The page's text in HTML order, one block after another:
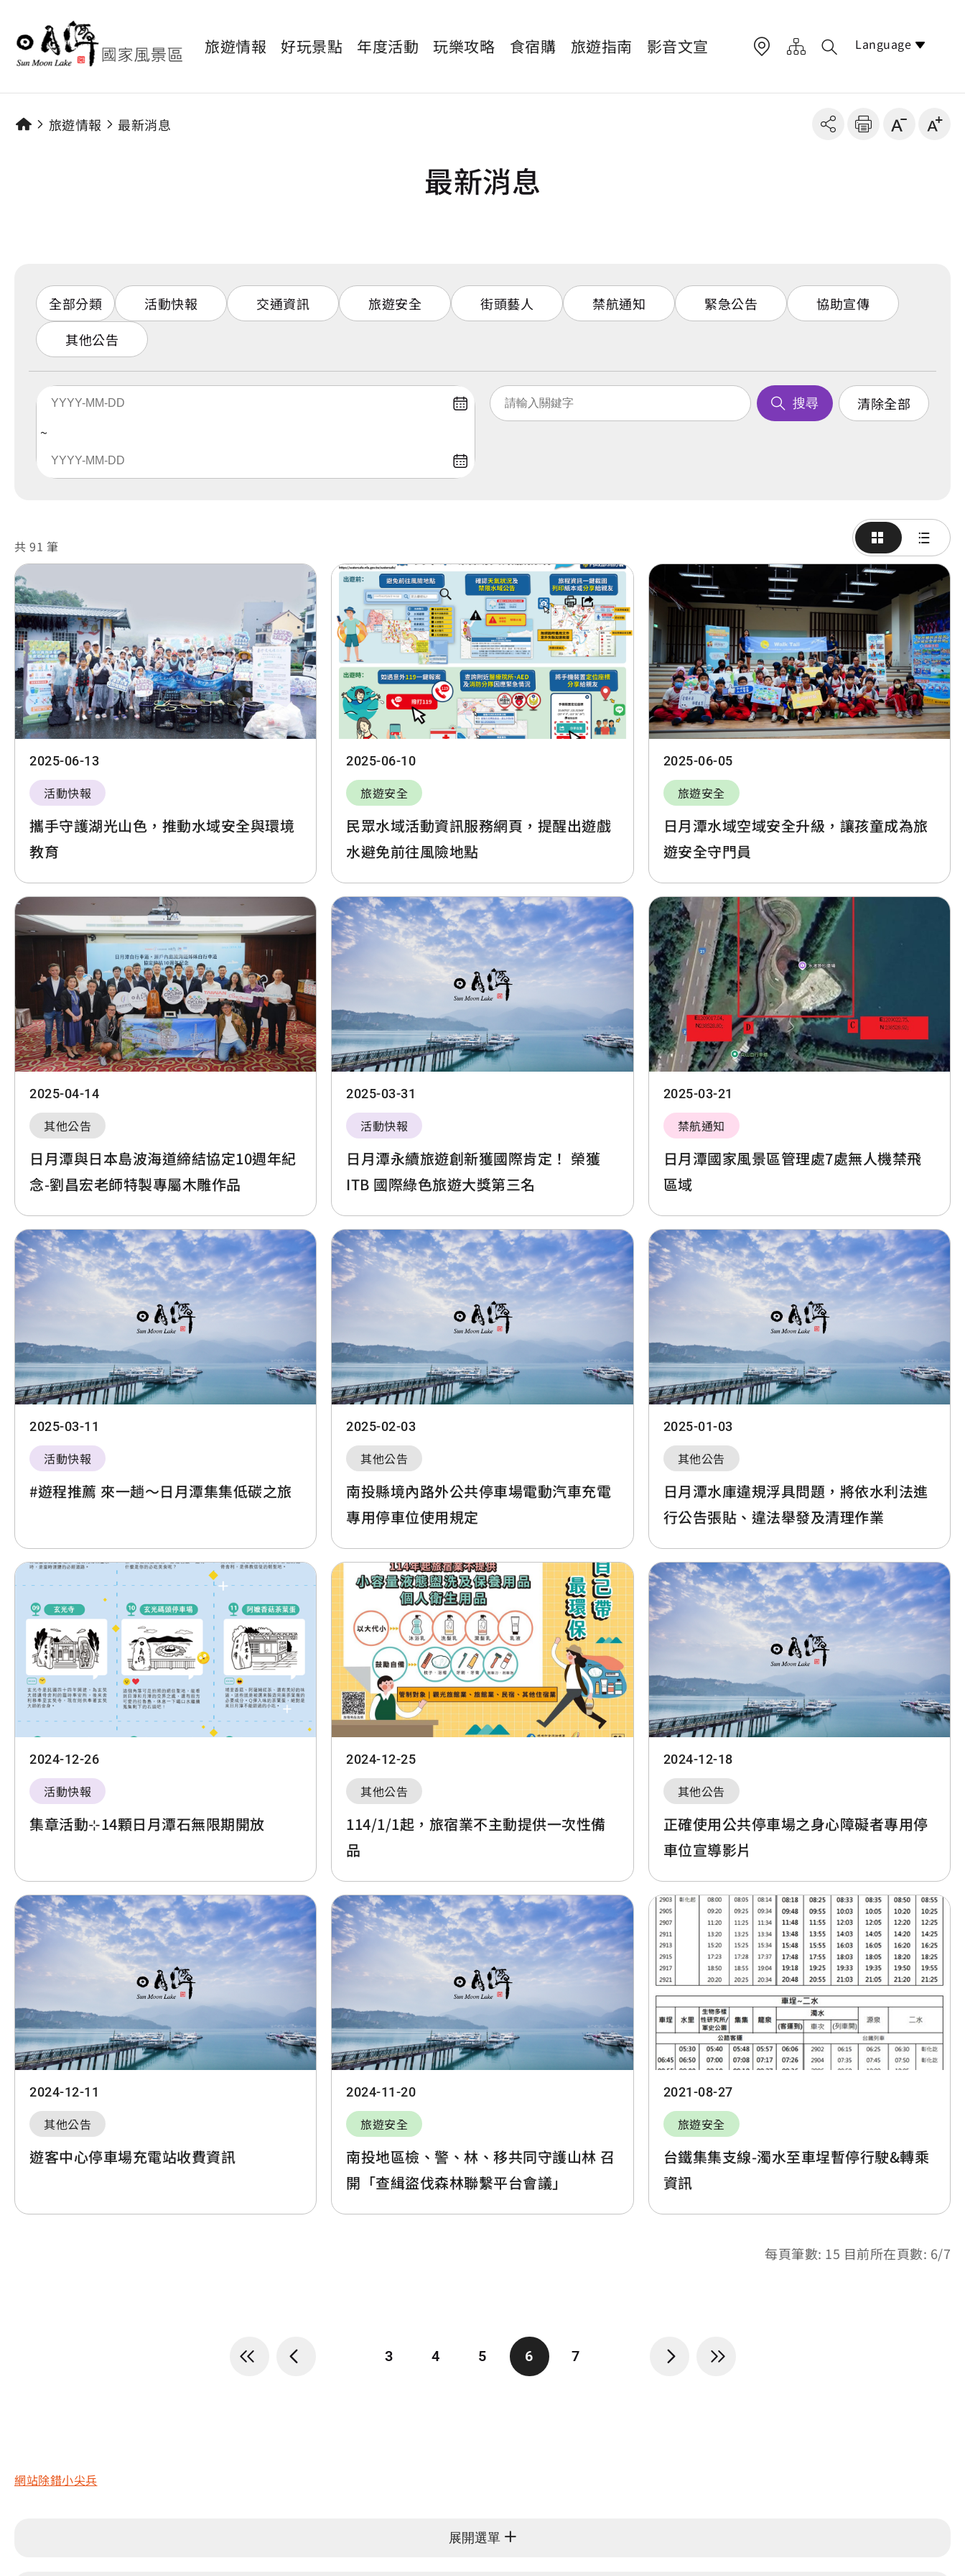
旅遊情報 好玩景點 年度活動 玩樂攻略 食宿購 旅遊指南 影音文宣 Language
旅遊情報 最新消息
最新消息
全部分類 活動快報 交通資訊 旅遊安全 街頭藝人 禁航通知 緊急公告
協助宣傳
其他公告
搜尋 清除全部
共 91 筆
2025-06-13
活動快報
攜手守護湖光山色，推動水域安全與環境
教育
2025-06-10
旅遊安全
民眾水域活動資訊服務網頁，提醒出遊戲
水避免前往風險地點
2025-06-05
旅遊安全
日月潭水域空域安全升級，讓孩童成為旅
遊安全守門員
2025-04-14
其他公告
日月潭與日本島波海道締結協定10週年紀
念-劉昌宏老師特製專屬木雕作品
2025-03-31
活動快報
日月潭永續旅遊創新獲國際肯定！ 榮獲
ITB 國際綠色旅遊大獎第三名
2025-03-21
禁航通知
日月潭國家風景區管理處7處無人機禁飛
區域
2025-03-11
活動快報
#遊程推薦 來一趟～日月潭集集低碳之旅
2025-02-03
其他公告
南投縣境內路外公共停車場電動汽車充電
專用停車位使用規定
2025-01-03
其他公告
日月潭水庫違規浮具問題，將依水利法進
行公告張貼、違法舉發及清理作業
2024-12-26
活動快報
集章活動⊹14顆日月潭石無限期開放
2024-12-25
其他公告
114/1/1起，旅宿業不主動提供一次性備
品
2024-12-18
其他公告
正確使用公共停車場之身心障礙者專用停
車位宣導影片
2024-12-11
其他公告
遊客中心停車場充電站收費資訊
2024-11-20
旅遊安全
南投地區檢、警、林、移共同守護山林 召
開「查緝盜伐森林聯繫平台會議」
2021-08-27
旅遊安全
台鐵集集支線-濁水至車埕暫停行駛&轉乘
資訊
每頁筆數: 15 目前所在頁數: 6/7
3 4 5 6 7
網站除錯小尖兵
展開選單